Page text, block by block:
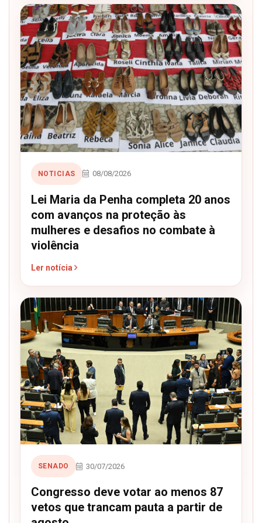
NOTICIAS 08/08/2026
Lei Maria da Penha completa 20 anos
com avanços na proteção às
mulheres e desafios no combate à
violência
Ler notícia
SENADO 30/07/2026
Congresso deve votar ao menos 87
vetos que trancam pauta a partir de